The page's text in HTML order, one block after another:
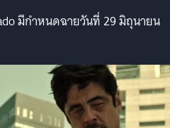
มีกำหนดฉายวันที่ 29 มิถุนายน